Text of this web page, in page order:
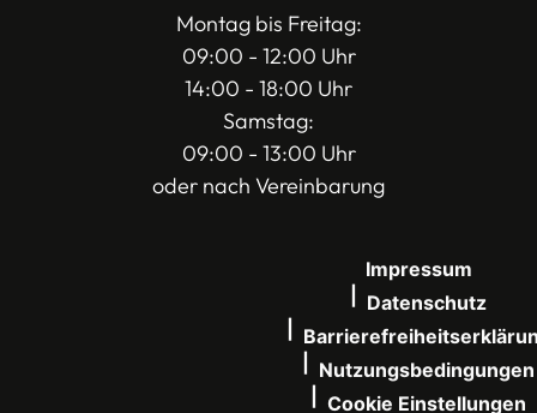
Montag bis Freitag:
09:00 - 12:00 Uhr
14:00 - 18:00 Uhr
Samstag:
09:00 - 13:00 Uhr
oder nach Vereinbarung
Impressum
Datenschutz
Nutzungsbedingungen
Cookie Einstellungen